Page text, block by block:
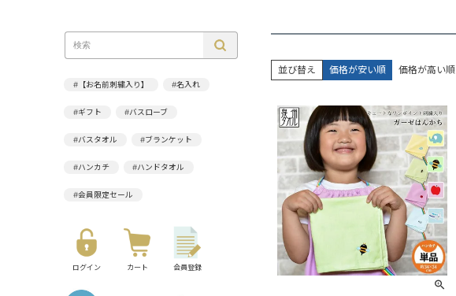
#【お名前刺繍入り】 #名入れ
#ギフト #バスローブ
#バスタオル #ブランケット
#ハンカチ #ハンドタオル
#会員限定セール
ログイン カート 会員登録
並び替え 価格が安い順 価格が高い順